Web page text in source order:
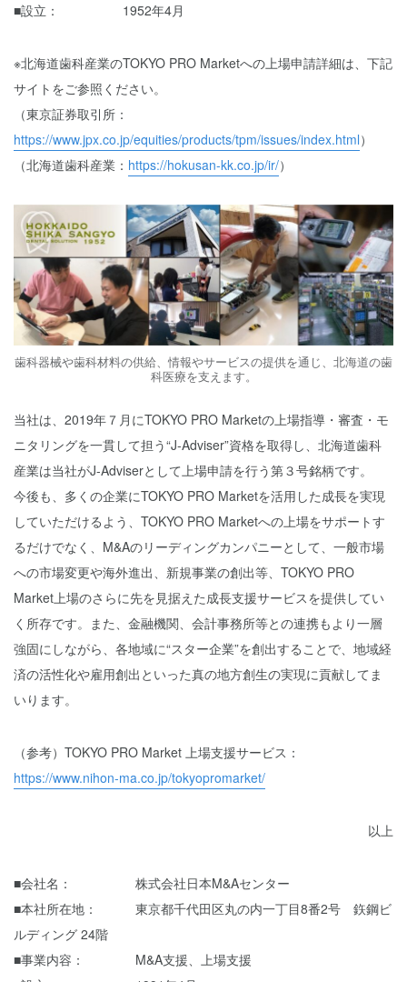
■設立： 1952年4月
※北海道歯科産業のTOKYO PRO Marketへの上場申請詳細は、下記
サイトをご参照ください。
（東京証券取引所：
https://www.jpx.co.jp/equities/products/tpm/issues/index.html）
（北海道歯科産業： https://hokusan-kk.co.jp/ir/）
歯科器械や歯科材料の供給、情報やサービスの提供を通じ、北海道の歯
科医療を支えます。
当社は、2019年７月にTOKYO PRO Marketの上場指導・審査・モ
ニタリングを一貫して担う“J-Adviser”資格を取得し、北海道歯科
産業は当社がJ-Adviserとして上場申請を行う第３号銘柄です。
今後も、多くの企業にTOKYO PRO Marketを活用した成長を実現
していただけるよう、TOKYO PRO Marketへの上場をサポートす
るだけでなく、M&Aのリーディングカンパニーとして、一般市場
への市場変更や海外進出、新規事業の創出等、TOKYO PRO
Market上場のさらに先を見据えた成長支援サービスを提供してい
く所存です。また、金融機関、会計事務所等との連携もより一層
強固にしながら、各地域に“スター企業”を創出することで、地域経
済の活性化や雇用創出といった真の地方創生の実現に貢献してま
いります。
（参考）TOKYO PRO Market 上場支援サービス：
https://www.nihon-ma.co.jp/tokyopromarket/
以上
■会社名： 株式会社日本M&Aセンター
■本社所在地： 東京都千代田区丸の内一丁目8番2号 鉃鋼ビ
ルディング 24階
■事業内容： M&A支援、上場支援